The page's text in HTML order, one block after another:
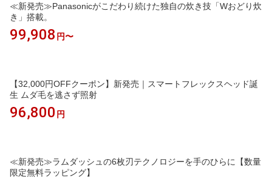
≪新発売≫Panasonicがこだわり続けた独自の炊き技「Wおどり炊
き」搭載。
99,908 円〜
【32,000円OFFクーポン】新発売｜スマートフレックスヘッド誕
生 ムダ毛を逃さず照射
96,800 円
≪新発売≫ラムダッシュの6枚刃テクノロジーを手のひらに【数量
限定無料ラッピング】